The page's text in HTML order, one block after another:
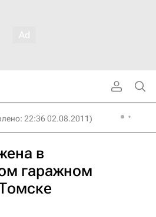
22:36 02.08.2011)
в
гаражном